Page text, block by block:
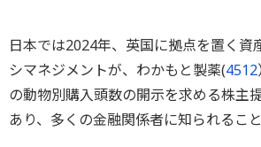
日本では2024年、英国に拠点を置く資
シマネジメントが、わかもと製薬(4512
の動物別購入頭数の開示を求める株主
あり、多くの金融関係者に知られるこ